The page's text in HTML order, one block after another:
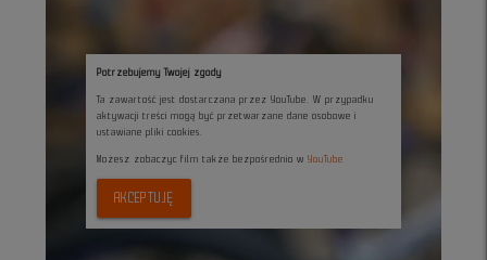
Potrzebujemy Twojej zgody
Ta zawartość jest dostarczana przez YouTube. W przypadku
aktywacji treści mogą być przetwarzane dane osobowe i
ustawiane pliki cookies.
Możesz zobaczyc film także bezpośrednio w YouTube
AKCEPTUJĘ